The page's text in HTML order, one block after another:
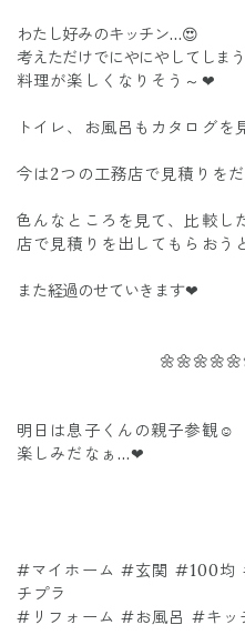
わたし好みのキッチン…😍
考えただけでにやにやしてしま
料理が楽しくなりそう～❤
トイレ、お風呂もカタログを
今は2つの工務店で見積りを
色んなところを見て、比較し
店で見積りを出してもらおう
また経過のせていきます❤
明日は息子くんの親子参観☺
楽しみだなぁ…❤
#マイホーム #玄関 #100均
チプラ
#リフォーム #お風呂 #キッ